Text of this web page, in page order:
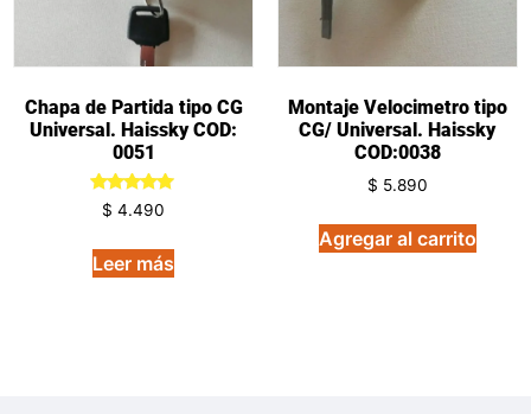
Chapa de Partida tipo CG
Universal. Haissky COD:
0051
Valorado
en
de 5
$ 4.490
Leer más
Montaje Velocimetro tipo
CG/ Universal. Haissky
COD:0038
$ 5.890
Agregar al carrito